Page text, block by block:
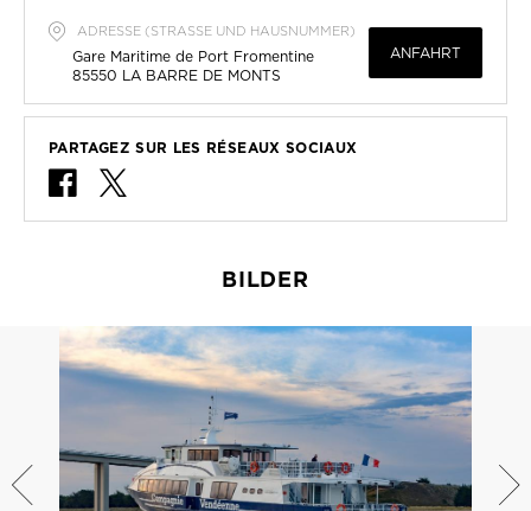
ADRESSE (STRASSE UND HAUSNUMMER)
Gare Maritime de Port Fromentine
85550 LA BARRE DE MONTS
ANFAHRT
PARTAGEZ SUR LES RÉSEAUX SOCIAUX
BILDER